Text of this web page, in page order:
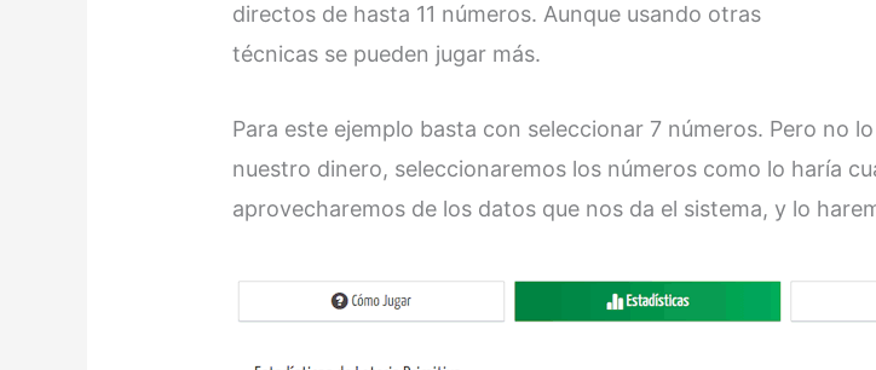
directos de hasta 11 números. Aunque usando otras
técnicas se pueden jugar más.
Para este ejemplo basta con seleccionar 7 números. Pero no
nuestro dinero, seleccionaremos los números como lo haría
aprovecharemos de los datos que nos da el sistema, y lo